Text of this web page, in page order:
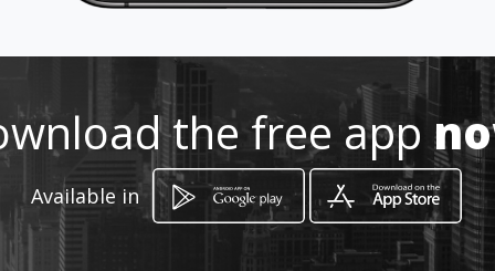
212456733
http://www.becaled.pt
Location -
the free app
Available in